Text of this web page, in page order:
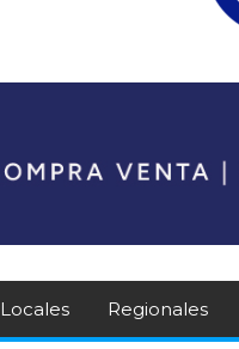
Locales Regionales